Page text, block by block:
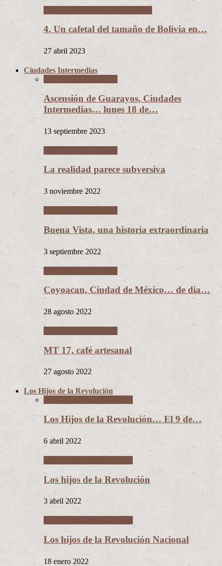
4. Un cafetal del tamaño de Bolivia en…
27 abril 2023
Ciudades Intermedias
Ascensión de Guarayos, Ciudades
Intermedias… lunes 18 de…
13 septiembre 2023
La realidad parece subversiva
3 noviembre 2022
Buena Vista, una historia extraordinaria
3 septiembre 2022
Coyoacan, Ciudad de México… de dia…
28 agosto 2022
MT 17, café artesanal
27 agosto 2022
Los Hijos de la Revolución
Los Hijos de la Revolución… El 9 de…
6 abril 2022
Los hijos de la Revolución
3 abril 2022
Los hijos de la Revolución Nacional
18 enero 2022